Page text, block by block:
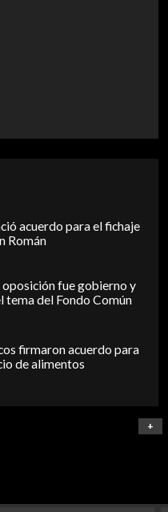
acuerdo para el fichaje
Román
fue gobierno y
tema del Fondo Común
firmaron acuerdo para
de alimentos
+